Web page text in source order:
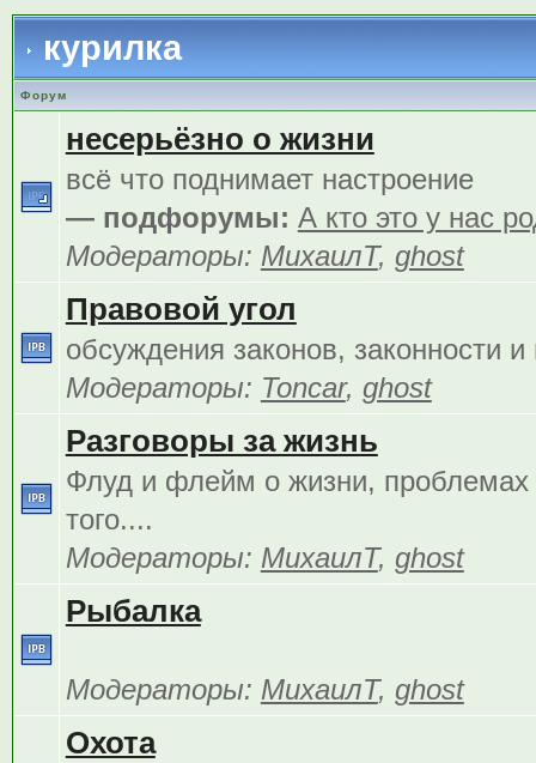
курилка
Форум
несерьёзно о жизни
всё что поднимает настроение
— подфорумы: А кто это у нас
Модераторы: МихаилТ, ghost
Правовой угол
обсуждения законов, законности и
Модераторы: Toncar, ghost
Разговоры за жизнь
Флуд и флейм о жизни, проблемах
того....
Модераторы: МихаилТ, ghost
Рыбалка
Модераторы: МихаилТ, ghost
Охота